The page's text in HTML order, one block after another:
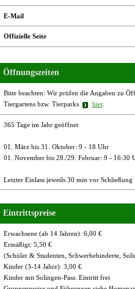
E-Mail
Offizielle Seite
Öffnungszeiten
Bitte beachten: Wir prüfen die Angaben zu
Tiergartens bzw. Tierparks
hier.
365 Tage im Jahr geöffnet
01. März bis 31. Oktober: 9 - 18 Uhr
01. November bis 28./29. Februar: 9 - 16:30
Letzter Einlass jeweils 30 min vor Schließung
Eintrittspreise
Erwachsene (ab 14 Jahren): 6,00 €
Ermäßigt: 5,50 €
(Schüler & Studenten, Schwerbehinderte,
Kinder (3-14 Jahre): 3,00 €
Kinder mit Solingen-Pass: Eintritt frei